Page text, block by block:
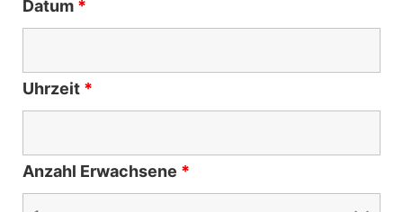
Datum *
Uhrzeit *
Anzahl Erwachsene *